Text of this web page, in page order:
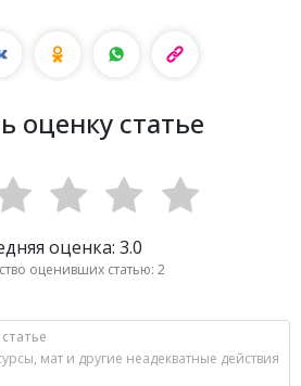
оценку статье
оценка: 3.0
оценивших статью: 2